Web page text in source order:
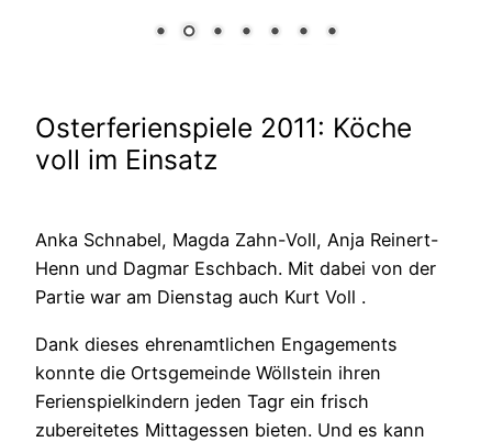
Osterferienspiele 2011: Köche
voll im Einsatz
Anka Schnabel, Magda Zahn-Voll, Anja Reinert-
Henn und Dagmar Eschbach. Mit dabei von der
Partie war am Dienstag auch Kurt Voll .
Dank dieses ehrenamtlichen Engagements
konnte die Ortsgemeinde Wöllstein ihren
Ferienspielkindern jeden Tagr ein frisch
zubereitetes Mittagessen bieten. Und es kann